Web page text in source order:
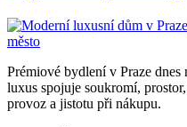
Prémiové bydlení v Praze dnes
luxus spojuje soukromí,
provoz a jistotu při nákupu.